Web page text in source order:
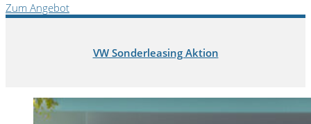
Zum Angebot
VW Sonderleasing Aktion